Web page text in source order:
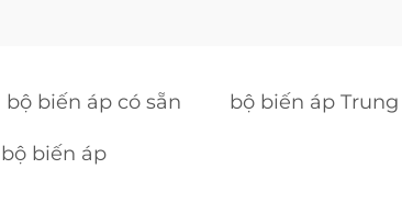
bộ biến áp có sẵn bộ biến áp
biến áp